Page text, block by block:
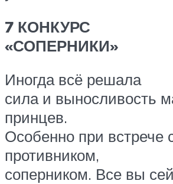
7 КОНКУРС
«СОПЕРНИКИ»
Иногда всё решала
сила и выносливость
принцев.
Особенно при встрече
противником,
соперником. Все вы